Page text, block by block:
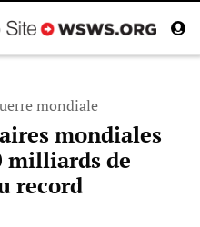
mondiale
mondiales
milliards de
record